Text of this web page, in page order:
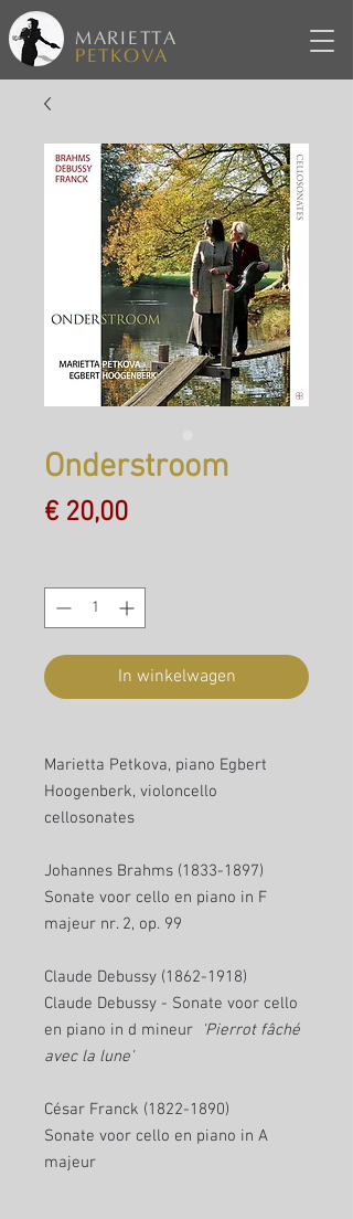
MARIETTA
PETKOVA
Onderstroom
€ 20,00Prijs
In winkelwagen
Marietta Petkova, piano Egbert
Hoogenberk, violoncello
cellosonates
Johannes Brahms (1833-1897)
Sonate voor cello en piano in F
majeur nr. 2, op. 99
Claude Debussy (1862-1918)
Claude Debussy - Sonate voor cello
en piano in d mineur
'Pierrot fâché
avec la lune'
César Franck (1822-1890)
Sonate voor cello en piano in A
majeur